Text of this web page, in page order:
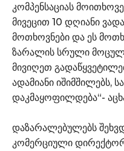
კომპენსაციას
მივეცით 10 დღიანი
მოთხოვნები და ეს
ზარალის სრული
მივიღეთ
ადამიანი იშიმშილებს,
დაკმაყოფილდება“-
დაზარალებულებს
კომერციული